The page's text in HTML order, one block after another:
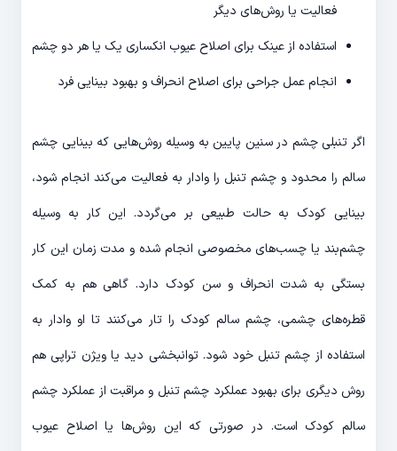
فعالیت یا روش‌های دیگر
استفاده از عینک برای اصلاح عیوب انکساری یک یا هر دو چشم
انجام عمل جراحی برای اصلاح انحراف و بهبود بینایی فرد
اگر تنبلی چشم در سنین پایین به وسیله روش‌هایی که بینایی چشم
سالم را محدود و چشم تنبل را وادار به فعالیت می‌کند انجام شود،
بینایی کودک به حالت طبیعی بر می‌گردد. این کار به وسیله
چشم‌بند یا چسب‌های مخصوصی انجام شده و مدت زمان این کار
بستگی به شدت انحراف و سن کودک دارد. گاهی هم به کمک
قطره‌های چشمی، چشم سالم کودک را تار می‌کنند تا او وادار به
استفاده از چشم تنبل خود شود. توانبخشی دید یا ویژن تراپی هم
روش دیگری برای بهبود عملکرد چشم تنبل و مراقبت از عملکرد چشم
سالم کودک است. در صورتی که این روش‌ها یا اصلاح عیوب